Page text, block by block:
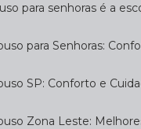
para senhoras é a
para Senhoras:
SP: Conforto e
Zona Leste: